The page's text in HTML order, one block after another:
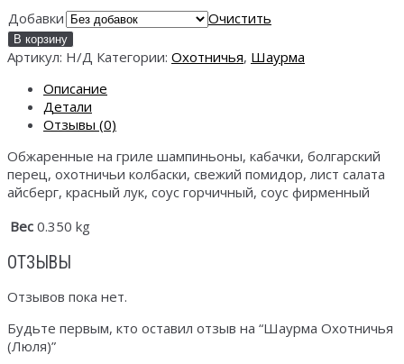
Добавки Очистить
В корзину
Артикул: Н/Д Категории: Охотничья, Шаурма
Описание
Детали
Отзывы (0)
Обжаренные на гриле шампиньоны, кабачки, болгарский
перец, охотничьи колбаски, свежий помидор, лист салата
айсберг, красный лук, соус горчичный, соус фирменный
Вес 0.350 kg
ОТЗЫВЫ
Отзывов пока нет.
Будьте первым, кто оставил отзыв на “Шаурма Охотничья
(Люля)”